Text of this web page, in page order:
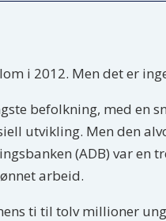
i 2012. Men det er
befolkning, med en
utvikling. Men den
(ADB) var
arbeid.
ti til tolv millioner